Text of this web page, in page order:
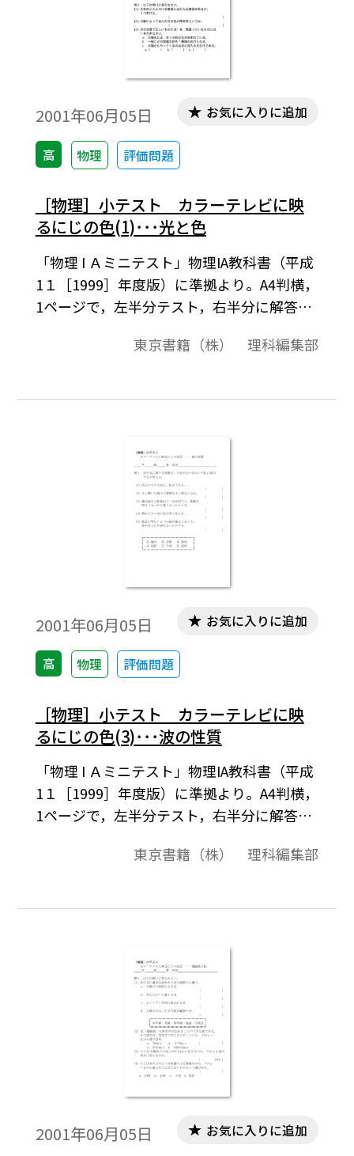
2001年06月05日
高 物理 評価問題
お気に入りに追加
［物理］小テスト カラーテレビに映
るにじの色(1)･･･光と色
「物理 I Ａミニテスト」物理IA教科書（平成
1１［1999］年度版）に準拠より。A4判横，
1ページで，左半分テスト，右半分に解答の
度を，前の時間の復習として利用できます。
ズム・回折格子・スペクトル［キーワー
東京書籍（株） 理科編集部
2001年06月05日
高 物理 評価問題
お気に入りに追加
［物理］小テスト カラーテレビに映
るにじの色(3)･･･波の性質
「物理 I Ａミニテスト」物理IA教科書（平成
1１［1999］年度版）に準拠より。A4判横，
1ページで，左半分テスト，右半分に解答の
度を，前の時間の復習として利用できます。
干渉・回折
東京書籍（株） 理科編集部
2001年06月05日 お気に入りに追加